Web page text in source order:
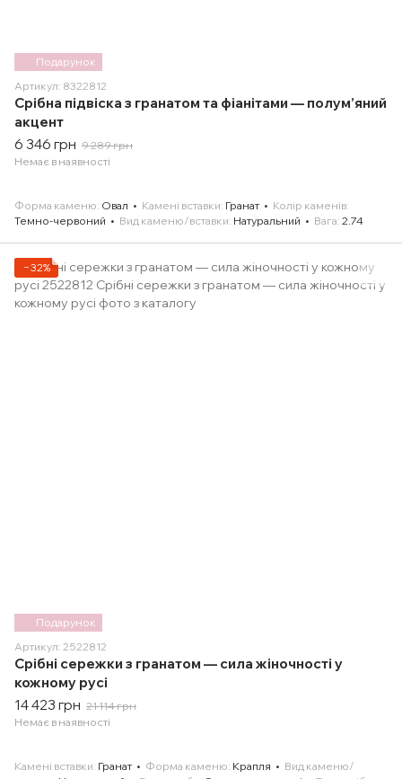
Подарунок
Артикул: 8322812
Срібна підвіска з гранатом та фіанітами — полум’яний
акцент
6 346 грн 9 289 грн
Немає в наявності
Форма каменю Овал Камені вставки Гранат
Колір каменів
Темно-червоний
Вид каменю/вставки Натуральний Вага 2.74
Подарунок
−32%
Артикул: 2522812
Срібні сережки з гранатом — сила жіночності у
кожному русі
14 423 грн 21 114 грн
Немає в наявності
Камені вставки Гранат Форма каменю Крапля
Вид каменю/